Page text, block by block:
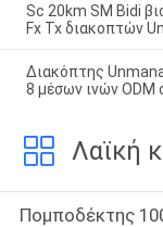
Sc 20km SM Bidi
Fx Tx διακοπτών
Διακόπτης
8 μέσων ινών ODM
Λαϊκή
Πομποδέκτης